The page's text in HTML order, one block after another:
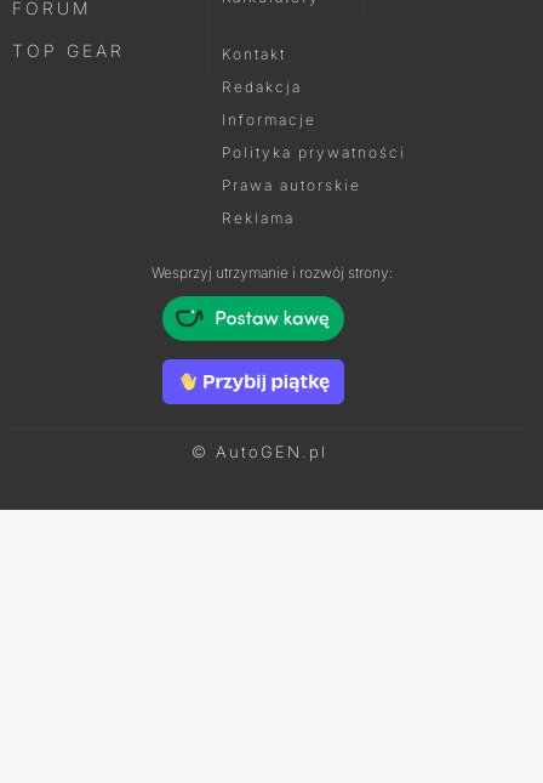
FORUM
TOP GEAR
Kontakt
Redakcja
Informacje
Polityka prywatności
Prawa autorskie
Reklama
Wesprzyj utrzymanie i rozwój strony:
© AutoGEN.pl